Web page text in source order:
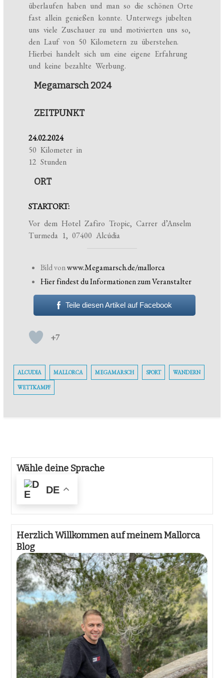
überlaufen haben und man so die schönen Orte
fast allein genießen konnte. Unterwegs jubelten
uns viele Zuschauer zu und motivierten uns so,
den Lauf von 50 Kilometern zu überstehen.
Hierbei handelt sich um eine eigene Erfahrung
und keine bezahlte Werbung.
Megamarsch 2024
ZEITPUNKT
24.02.2024
50 Kilometer in
12 Stunden
ORT
STARTORT:
Vor dem Hotel Zafiro Tropic, Carrer d’Anselm
Turmeda 1, 07400 Alcúdia
Bild vonwww.Megamarsch.de/mallorca
Hier findest du Informationen zum Veranstalter
Teile diesen Artikel auf Facebook
+7
ALCUDIA MALLORCA MEGAMARSCH SPORT WANDERN
WETTKAMPF
Wähle deine Sprache
DE
Herzlich Willkommen auf meinem Mallorca
Blog